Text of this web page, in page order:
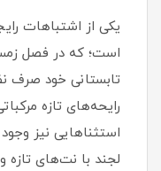
یکی از اشتباهات
است؛ که در فصل
تابستانی خود صرف
رایحه‌های تازه
استثناهایی نیز وجود
لجند با نت‌های